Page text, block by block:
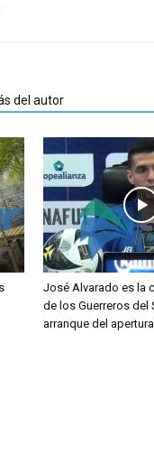
del autor
José Alvarado es la
de los Guerreros del
arranque del apertura